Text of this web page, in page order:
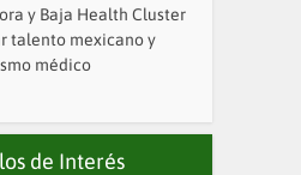
y Baja Health Cluster
talento mexicano y
médico
de Interés